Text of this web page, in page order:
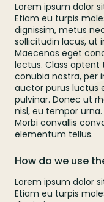
Lorem ipsum dolor
Etiam eu turpis
dignissim, metus
sollicitudin lacus, ut
Maecenas eget
lectus. Class
conubia nostra, per
auctor purus luctus
pulvinar. Donec ut
nisl, eu tempor
Morbi convallis
elementum tellus.
How do we use
Lorem ipsum dolor
Etiam eu turpis